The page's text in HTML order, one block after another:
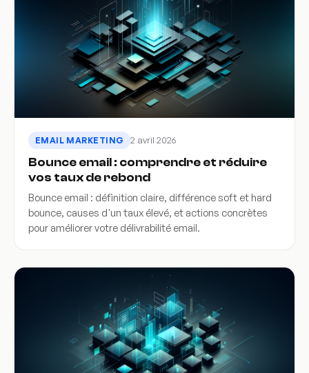
EMAIL MARKETING 2 avril 2026
Bounce email : comprendre et réduire
vos taux de rebond
Bounce email : définition claire, différence soft et hard
bounce, causes d'un taux élevé, et actions concrètes
pour améliorer votre délivrabilité email.